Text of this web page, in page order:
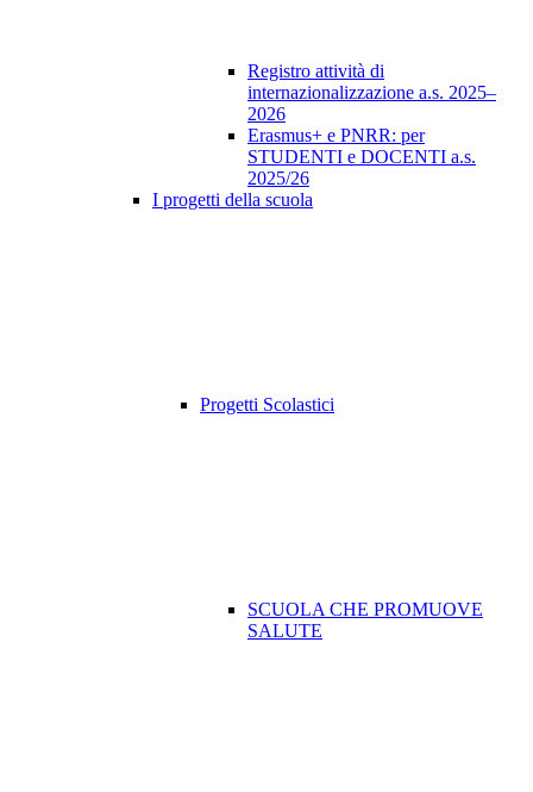
Registro attività di
internazionalizzazione a.s. 2025–
2026
Erasmus+ e PNRR: per
STUDENTI e DOCENTI a.s.
2025/26
I progetti della scuola
Progetti Scolastici
SCUOLA CHE PROMUOVE
SALUTE